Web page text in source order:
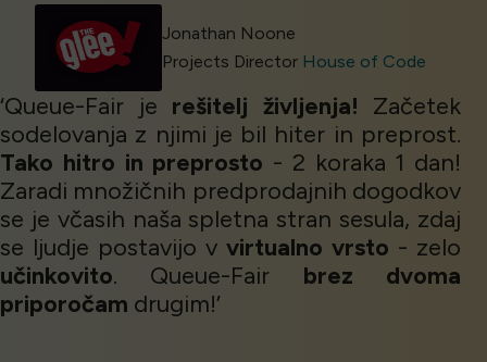
Jonathan Noone
Projects Director House of Code
‘Queue-Fair je rešitelj življenja! Začetek
sodelovanja z njimi je bil hiter in preprost.
Tako hitro in preprosto - 2 koraka 1 dan!
Zaradi množičnih predprodajnih dogodkov
se je včasih naša spletna stran sesula, zdaj
se ljudje postavijo v virtualno vrsto - zelo
učinkovito. Queue-Fair brez dvoma
priporočam drugim!’